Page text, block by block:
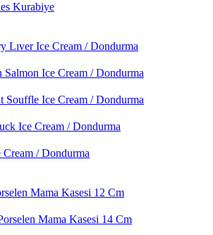
Kurabiye
Lıver Ice Cream / Dondurma
Salmon Ice Cream / Dondurma
Souffle Ice Cream / Dondurma
Ice Cream / Dondurma
/ Dondurma
Mama Kasesi 12 Cm
Mama Kasesi 14 Cm